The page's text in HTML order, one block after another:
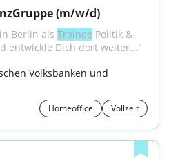
(m/w/d)
Berlin als Trainee Politik &
entwickle Dich dort weiter..."
Volksbanken und
Homeoffice Vollzeit